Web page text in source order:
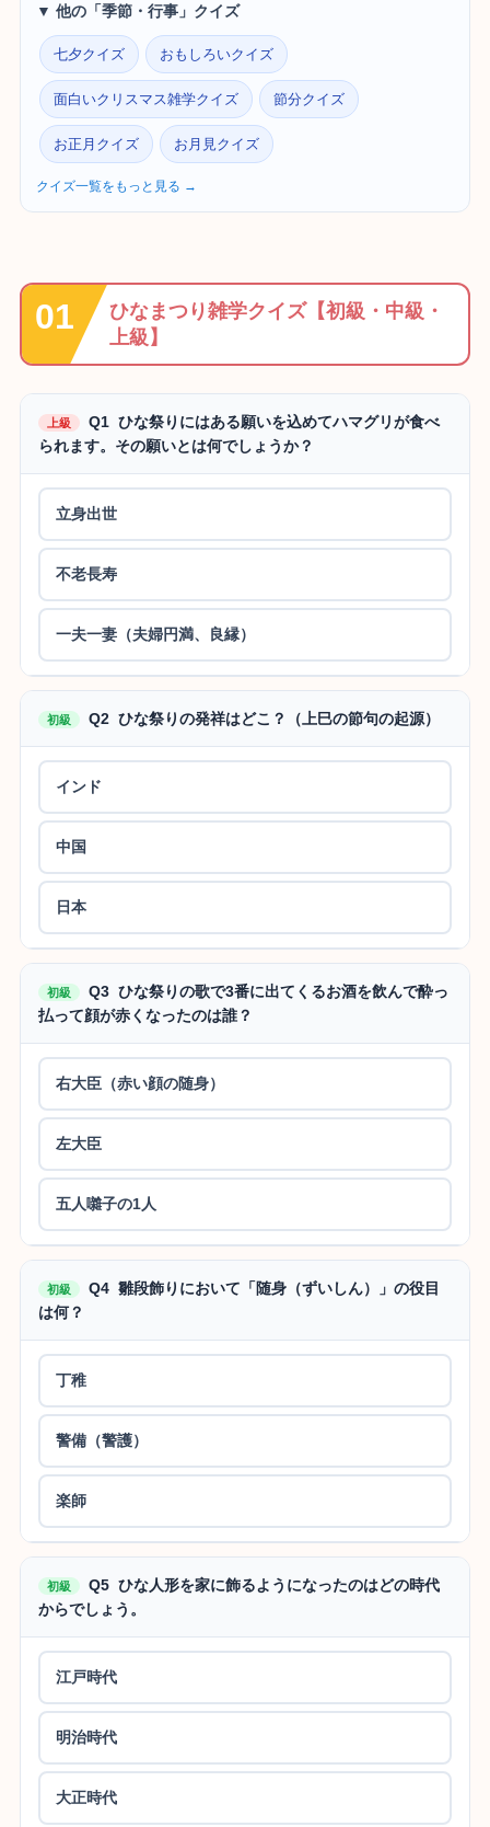
▼ 他の「季節・行事」クイズ
七夕クイズ おもしろいクイズ
面白いクリスマス雑学クイズ 節分クイズ
お正月クイズ お月見クイズ
クイズ一覧をもっと見る →
ひなまつり雑学クイズ【初級・中級・
上級】
上級
Q1 ひな祭りにはある願いを込めてハマグリが食べ
られます。その願いとは何でしょうか？
立身出世
不老長寿
一夫一妻（夫婦円満、良縁）
初級 Q2 ひな祭りの発祥はどこ？（上巳の節句の起源）
インド
中国
日本
初級
Q3 ひな祭りの歌で3番に出てくるお酒を飲んで酔っ
払って顔が赤くなったのは誰？
右大臣（赤い顔の随身）
左大臣
五人囃子の1人
初級
Q4 雛段飾りにおいて「随身（ずいしん）」の役目
は何？
丁稚
警備（警護）
楽師
初級
Q5 ひな人形を家に飾るようになったのはどの時代
からでしょう。
江戸時代
明治時代
大正時代